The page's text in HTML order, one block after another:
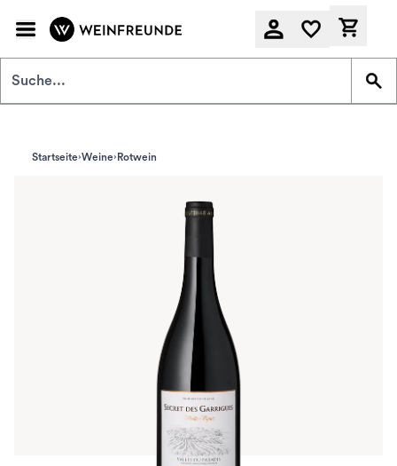
Startseite Weine Rotwein